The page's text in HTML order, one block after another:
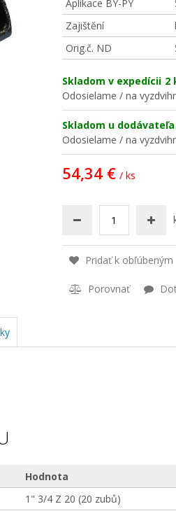
Aplikace BY-PY
Zajištění
Orig.č. ND
Skladom v expedícii 2
Odosielame / na
Skladom u dodávateľa
Odosielame / na
54,34 € / ks
Pridať k obľúbeným
Porovnať
Hodnota
1" 3/4 Z 20 (20 zubů)